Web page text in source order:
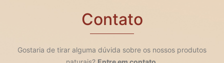
Contato
Gostaria de tirar alguma dúvida sobre os nossos produtos